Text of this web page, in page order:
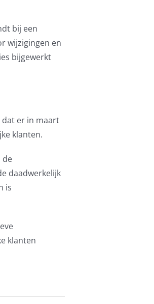
bij een
wijzigingen en
bijgewerkt
dat er in maart
klanten.
de
daadwerkelijk
is
klanten